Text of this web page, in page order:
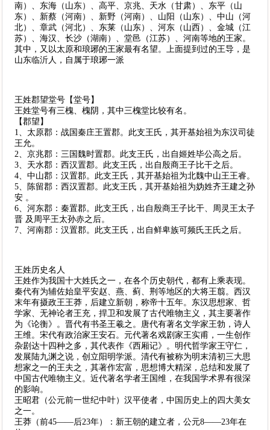
南）、东海（山东）、高平、京兆、天水（甘肃）、东平（山
东）、新蔡（河南）、新野（河南）、山阳（山东）、中山（河
北）、章武（河北）、东莱（山东）、河东（山西）、金城（江
苏）、海汉、长沙（湖南）、堂邑（江苏）、河南等地的王家。
其中，又以太原和琅琊的王家最有名望。上面提到过的王导，是
山东临沂人，自属于琅琊一派
王姓郡望堂号【堂号】
王姓堂号有三槐、槐阴，其中三槐堂比较有名。
【郡望】
1、太原郡：战国秦庄王置郡。此支王氏，其开基始祖为东汉司徒
王允。
2、京兆郡：三国魏时置郡。此支王氏，出自姬姓毕公高之后。
3、天水郡：西汉置郡。此支王氏，出自殷商王子比干之后。
4、中山郡：汉置郡。此支王氏，其开基始祖为北魏中山王王睿。
5、陈留郡：西汉置郡。此支王氏，其开基始祖为妫姓齐王建之孙
安 。
6、河东郡：秦置郡。此支王氏，出自殷商王子比干、周灵王太子
晋 及周平王太孙赤之后。
7、河南郡：汉置郡。此支王氏，出自鲜卑族可频氏王氏之后。
王姓历史名人
王姓作为我国十大姓氏之一，在各个历史朝代，都有上乘表现。
秦代有为辅佐始皇平安赵、燕、蓟、荆等地区的大将王翦。西汉
末年有摄政王王莽，后建立新朝，称帝十五年。东汉思想家、哲
学家、无神论者王充，捍卫和发展了古代唯物主义，其主要著作
为《论衡》。晋代有书圣王羲之。唐代有著名文学家王勃，诗人
王维。宋代有政治家王安石。元代著名戏剧家王实甫，一生创作
杂剧达十四种之多，其代表作《西厢记》。明代哲学家王守仁，
发展陆九渊之说，创立阳明学派。清代有被称为明末清初三大思
想家之一的王夫之，其著作宏富，思想博大精深，总结和发展了
中国古代唯物主义。近代著名学者王国维，在我国学术界有很深
的影响。
王昭君（公元前一世纪中叶）汉平使者，中国历史上的四大美女
之一。
王莽（前45——后23年）：新王朝的建立者，公元8——23年在